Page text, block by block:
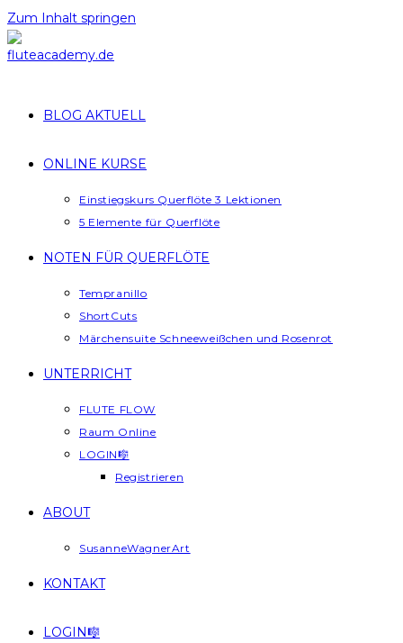
Zum Inhalt springen
BLOG AKTUELL
ONLINE KURSE
Einstiegskurs Querflöte 3 Lektionen
5 Elemente für Querflöte
NOTEN FÜR QUERFLÖTE
Tempranillo
ShortCuts
Märchensuite Schneeweißchen und Rosenrot
UNTERRICHT
FLUTE FLOW
Raum Online
LOGIN🎼
Registrieren
ABOUT
SusanneWagnerArt
KONTAKT
LOGIN🎼